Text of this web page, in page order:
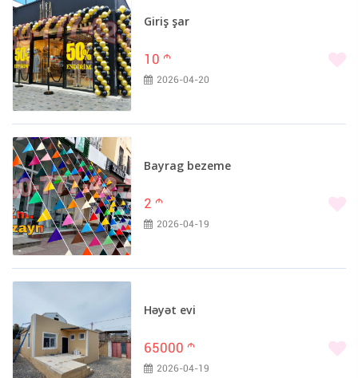
Giriş şar
10 m
2026-04-20
Bayrag bezeme
2 m
2026-04-19
Həyət evi
65000 m
2026-04-19